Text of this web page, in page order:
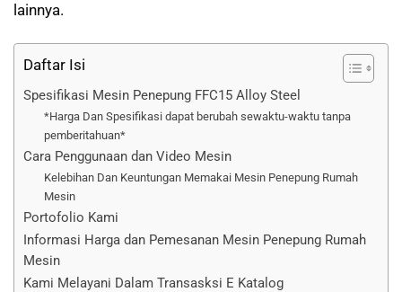
lainnya.
Daftar Isi
Spesifikasi Mesin Penepung FFC15 Alloy Steel
*Harga Dan Spesifikasi dapat berubah sewaktu-waktu tanpa
pemberitahuan*
Cara Penggunaan dan Video Mesin
Kelebihan Dan Keuntungan Memakai Mesin Penepung Rumah
Mesin
Portofolio Kami
Informasi Harga dan Pemesanan Mesin Penepung Rumah
Mesin
Kami Melayani Dalam Transasksi E Katalog